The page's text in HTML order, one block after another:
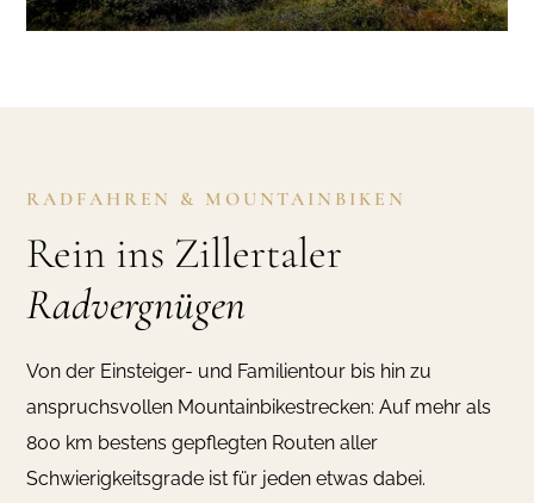
RADFAHREN & MOUNTAINBIKEN
Rein ins Zillertaler
Radvergnügen
Von der Einsteiger- und Familientour bis hin zu
anspruchsvollen Mountainbikestrecken: Auf mehr als
800 km bestens gepflegten Routen aller
Schwierigkeitsgrade ist für jeden etwas dabei.